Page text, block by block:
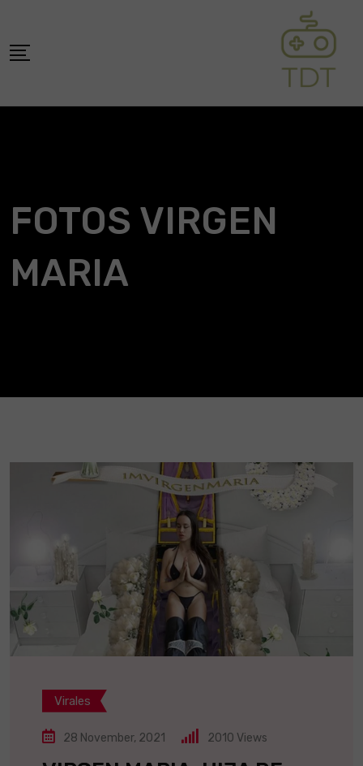
content
FOTOS VIRGEN
MARIA
Virales
28 November, 2021 2010 Views